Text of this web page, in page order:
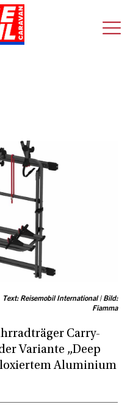
Text: Reisemobil International | Bild:
Fiamma
Carry-
Variante „Deep
Aluminium